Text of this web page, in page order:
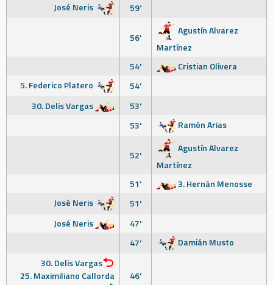
José Neris
59'
56'
Agustín Alvarez
Martínez
54'
Cristian Olivera
5. Federico Platero
54'
30. Delis Vargas
53'
53'
Ramón Arias
52'
Agustín Alvarez
Martínez
51'
3. Hernán Menosse
José Neris
51'
José Neris
47'
47'
Damián Musto
30. Delis Vargas
25. Maximiliano Callorda
46'